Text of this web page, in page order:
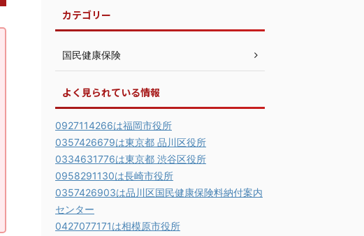
カテゴリー
国民健康保険
よく見られている情報
0927114266は福岡市役所
0357426679は東京都 品川区役所
0334631776は東京都 渋谷区役所
0958291130は長崎市役所
0357426903は品川区国民健康保険料納付案内
センター
0427077171は相模原市役所